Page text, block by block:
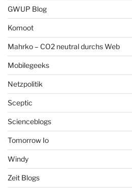
GWUP Blog
Komoot
Mahrko – CO2 neutral durchs Web
Mobilegeeks
Netzpolitik
Sceptic
Scienceblogs
Tomorrow Io
Windy
Zeit Blogs